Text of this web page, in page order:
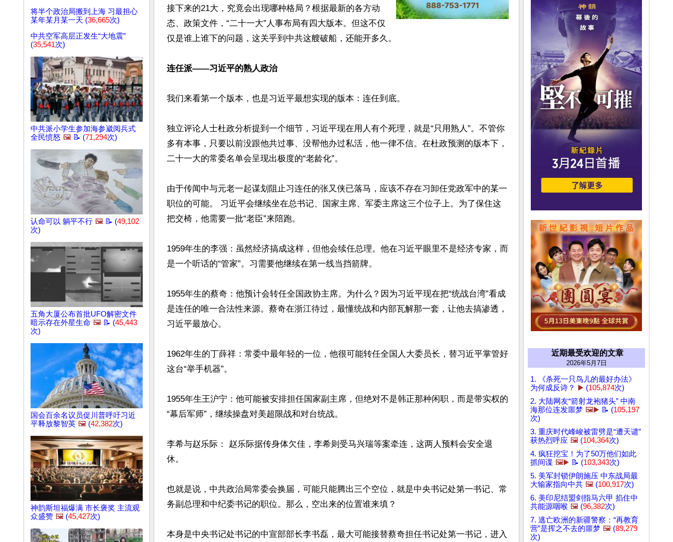
将半个政治局搬到上海 习最担心
某年某月某一天 (36,665次)
中共空军高层正发生“大地震”
(35,541次)
中共派小学生参加海参崴阅兵式
全民愤怒 🖼️ 📝 (71,294次)
认命可以 躺平不行 🖼️ 📝 (49,102
次)
五角大厦公布首批UFO解密文件
暗示存在外星生命 🖼️ 📝 (45,443
次)
国会百余名议员促川普呼吁习近
平释放黎智英 🖼️ (42,382次)
神韵斯坦福爆满 市长褒奖 主流观
众盛赞 🖼️ (45,427次)
接下来的21大，究竟会出现哪种格局？根据最新的各方动
态、政策文件，“二十一大”人事布局有四大版本。但这不仅
仅是谁上谁下的问题，这关乎到中共这艘破船，还能开多久。
连任派——习近平的熟人政治
我们来看第一个版本，也是习近平最想实现的版本：连任到底。
独立评论人士杜政分析提到一个细节，习近平现在用人有个死理，就是“只用熟人”。不管你
多有本事，只要以前没跟他共过事、没帮他办过私活，他一律不信。在杜政预测的版本下，
二十一大的常委名单会呈现出极度的“老龄化”。
由于传闻中与元老一起谋划阻止习连任的张又侠已落马，应该不存在习卸任党政军中的某一
职位的可能。 习近平会继续坐在总书记、国家主席、军委主席这三个位子上。为了保住这
把交椅，他需要一批“老臣”来陪跑。
1959年生的李强：虽然经济搞成这样，但他会续任总理。他在习近平眼里不是经济专家，而
是一个听话的“管家”。习需要他继续在第一线当挡箭牌。
1955年生的蔡奇：他预计会转任全国政协主席。为什么？因为习近平现在把“统战台湾”看成
是连任的唯一合法性来源。蔡奇在浙江待过，最懂统战和内部瓦解那一套，让他去搞渗透，
习近平最放心。
1962年生的丁薛祥：常委中最年轻的一位，他很可能转任全国人大委员长，替习近平掌管好
这台“举手机器”。
1955年生王沪宁：他可能被安排担任国家副主席，但绝对不是韩正那种闲职，而是带实权的
“幕后军师”，继续操盘对美超限战和对台统战。
李希与赵乐际： 赵乐际据传身体欠佳，李希则受马兴瑞等案牵连，这两人预料会安全退
休。
也就是说，中共政治局常委会换届，可能只能腾出三个空位，就是中央书记处第一书记、常
务副总理和中纪委书记的职位。那么，空出来的位置谁来填？
本身是中央书记处书记的中宣部部长李书磊，最大可能接替蔡奇担任书记处第一书记，进入
近期最受欢迎的文章
2026年5月7日
1. 《杀死一只鸟儿的最好办法》
为何成反诗？
▶️ (105,874次)
2. 大陆网友“箭射龙袍猪头” 中南
海那位连发噩梦 🖼️▶️ 📝 (105,197
次)
3. 重庆时代峰峻被雷劈是“遭天谴”
获热烈呼应 🖼️ (104,364次)
4. 疯狂挖宝！为了50万他们如此
抓间谍 🖼️▶️ 📝 (103,343次)
5. 美军封锁伊朗施压 中东战局最
大输家指向中共 🖼️ (100,917次)
6. 美印尼结盟剑指马六甲 掐住中
共能源咽喉 🖼️ (96,382次)
7. 逃亡欧洲的新疆警察：“再教育
营”是挥之不去的噩梦 🖼️ (89,279
次)